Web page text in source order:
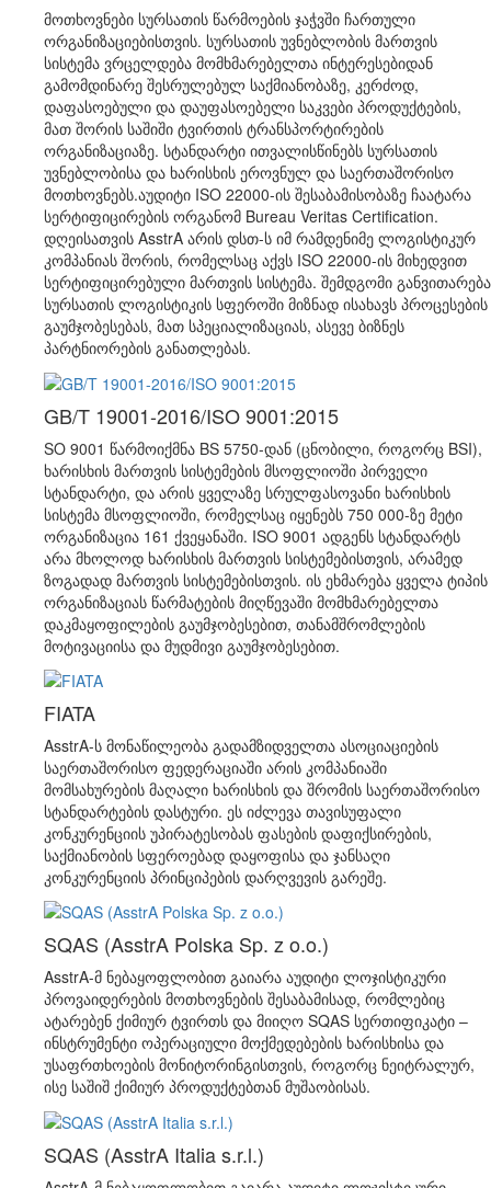
მოთხოვნები სურსათის წარმოების ჯაჭვში ჩართული
ორგანიზაციებისთვის. სურსათის უვნებლობის მართვის
სისტემა ვრცელდება მომხმარებელთა ინტერესებიდან
გამომდინარე შესრულებულ საქმიანობაზე, კერძოდ,
დაფასოებული და დაუფასოებელი საკვები პროდუქტების,
მათ შორის საშიში ტვირთის ტრანსპორტირების
ორგანიზაციაზე. სტანდარტი ითვალისწინებს სურსათის
უვნებლობისა და ხარისხის ეროვნულ და საერთაშორისო
მოთხოვნებს.აუდიტი ISO 22000-ის შესაბამისობაზე ჩაატარა
სერტიფიცირების ორგანომ Bureau Veritas Certification.
დღეისათვის AsstrA არის დსთ-ს იმ რამდენიმე ლოგისტიკურ
კომპანიას შორის, რომელსაც აქვს ISO 22000-ის მიხედვით
სერტიფიცირებული მართვის სისტემა. შემდგომი განვითარება
სურსათის ლოგისტიკის სფეროში მიზნად ისახავს პროცესების
გაუმჯობესებას, მათ სპეციალიზაციას, ასევე ბიზნეს
პარტნიორების განათლებას.
GB/T 19001-2016/ISO 9001:2015
SO 9001 წარმოიქმნა BS 5750-დან (ცნობილი, როგორც BSI),
ხარისხის მართვის სისტემების მსოფლიოში პირველი
სტანდარტი, და არის ყველაზე სრულფასოვანი ხარისხის
სისტემა მსოფლიოში, რომელსაც იყენებს 750 000-ზე მეტი
ორგანიზაცია 161 ქვეყანაში. ISO 9001 ადგენს სტანდარტს
არა მხოლოდ ხარისხის მართვის სისტემებისთვის, არამედ
ზოგადად მართვის სისტემებისთვის. ის ეხმარება ყველა ტიპის
ორგანიზაციას წარმატების მიღწევაში მომხმარებელთა
დაკმაყოფილების გაუმჯობესებით, თანამშრომლების
მოტივაციისა და მუდმივი გაუმჯობესებით.
FIATA
AsstrA-ს მონაწილეობა გადამზიდველთა ასოციაციების
საერთაშორისო ფედერაციაში არის კომპანიაში
მომსახურების მაღალი ხარისხის და შრომის საერთაშორისო
სტანდარტების დასტური. ეს იძლევა თავისუფალი
კონკურენციის უპირატესობას ფასების დაფიქსირების,
საქმიანობის სფეროებად დაყოფისა და ჯანსაღი
კონკურენციის პრინციპების დარღვევის გარეშე.
SQAS (AsstrA Polska Sp. z o.o.)
AsstrA-მ ნებაყოფლობით გაიარა აუდიტი ლოჯისტიკური
პროვაიდერების მოთხოვნების შესაბამისად, რომლებიც
ატარებენ ქიმიურ ტვირთს და მიიღო SQAS სერთიფიკატი –
ინსტრუმენტი ოპერაციული მოქმედებების ხარისხისა და
უსაფრთხოების მონიტორინგისთვის, როგორც ნეიტრალურ,
ისე საშიშ ქიმიურ პროდუქტებთან მუშაობისას.
SQAS (AsstrA Italia s.r.l.)